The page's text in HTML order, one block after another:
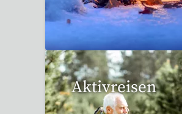
20 Reisen gefunden
Aktivreisen